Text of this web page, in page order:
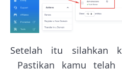
Setelah itu silahkan
Pastikan kamu telah